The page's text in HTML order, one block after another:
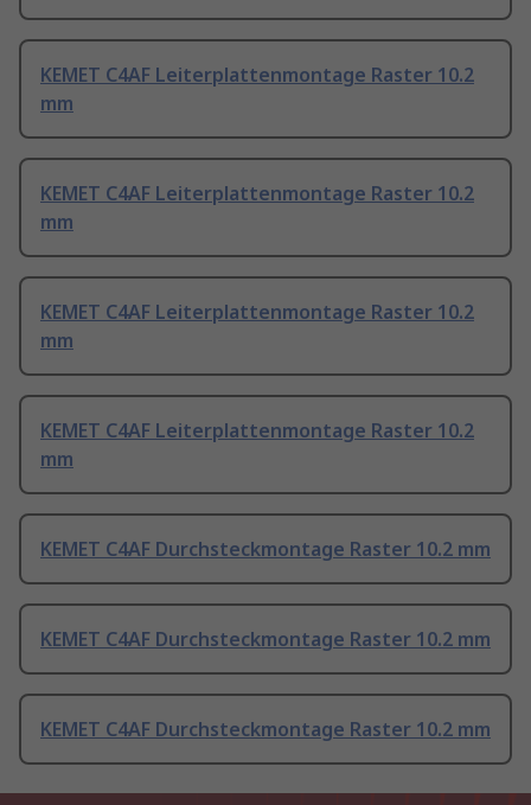
KEMET C4AF Leiterplattenmontage Raster 10.2
mm
KEMET C4AF Leiterplattenmontage Raster 10.2
mm
KEMET C4AF Leiterplattenmontage Raster 10.2
mm
KEMET C4AF Leiterplattenmontage Raster 10.2
mm
KEMET C4AF Durchsteckmontage Raster 10.2 mm
KEMET C4AF Durchsteckmontage Raster 10.2 mm
KEMET C4AF Durchsteckmontage Raster 10.2 mm